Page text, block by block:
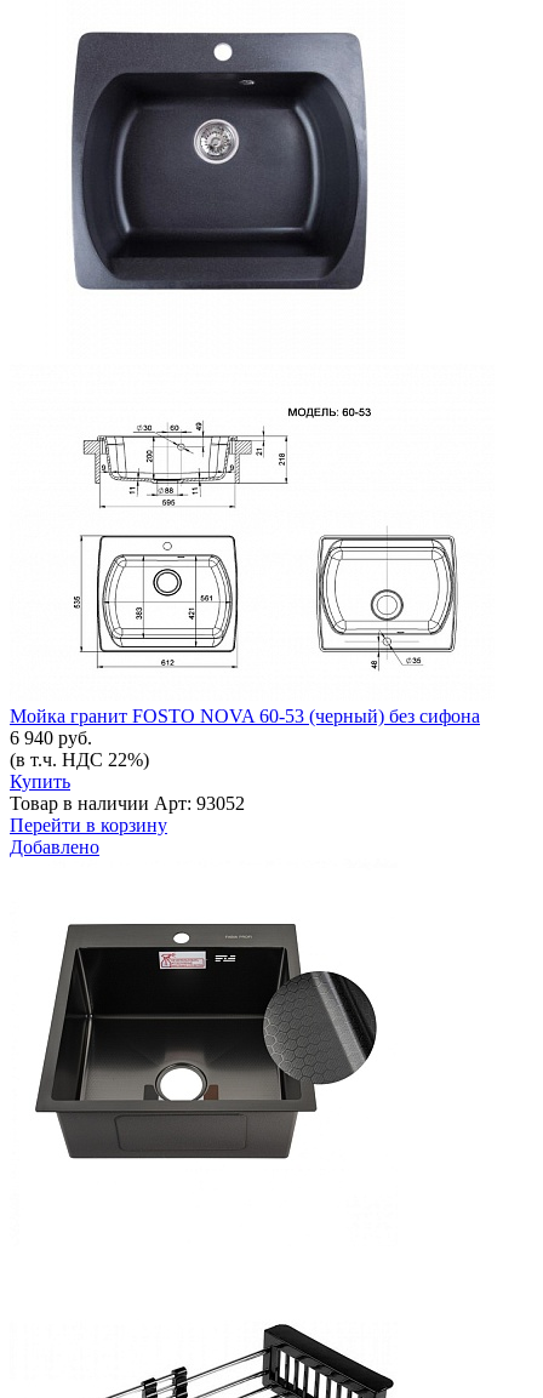
Мойка гранит FOSTO NOVA 60-53 (черный) без сифона
6 940 руб.
(в т.ч. НДС 22%)
Купить
Товар в наличии Арт: 93052
Перейти в корзину
Добавлено